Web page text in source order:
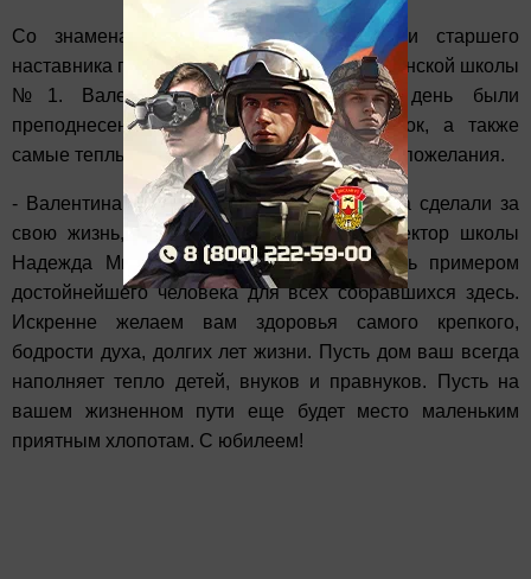
Со знаменательным юбилеем коллегу и старшего
наставника поздравили учителя Камскополянской школы
№1. Валентине Васильевне в этот день были
преподнесены цветы и памятный подарок, а также
самые теплые и душевные поздравления и пожелания.
- Валентина Васильевна, вы столько добра сделали за
свою жизнь, - поздравила юбиляршу директор школы
Надежда Мичурина. - А сейчас являетесь примером
достойнейшего человека для всех собравшихся здесь.
Искренне желаем вам здоровья самого крепкого,
бодрости духа, долгих лет жизни. Пусть дом ваш всегда
наполняет тепло детей, внуков и правнуков. Пусть на
вашем жизненном пути еще будет место маленьким
приятным хлопотам. С юбилеем!